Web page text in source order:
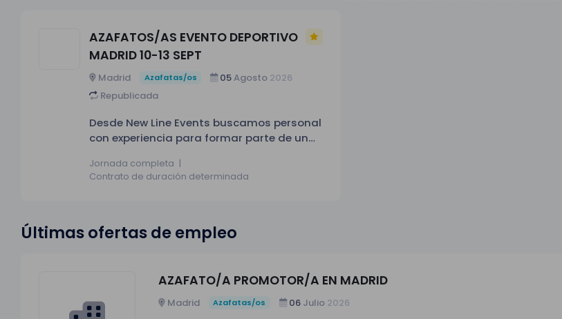
AZAFATOS/AS EVENTO DEPORTIVO
MADRID 10-13 SEPT
Madrid Azafatas/os 05Agosto 2026
Republicada
Desde New Line Events buscamos personal
con experiencia para formar parte de un
automovilístico que se celebrará en IFEMA
Madrid. Fechas del evento - Disponibilidad
mañanas y tardes. Horario definitivo
pendiente de confirmar. - Formación
(día pendiente de confirmación).
Requisitos - Experiencia previa
demostrable en eventos, hospitality,
Jornada completa |
Contrato de duración determinada
Últimas ofertas de empleo
AZAFATO/A PROMOTOR/A EN MADRID
Madrid Azafatas/os 06 Julio 2026